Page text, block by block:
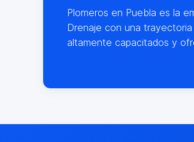
Plomeros en Puebla es la
Drenaje con una
altamente capacitados y